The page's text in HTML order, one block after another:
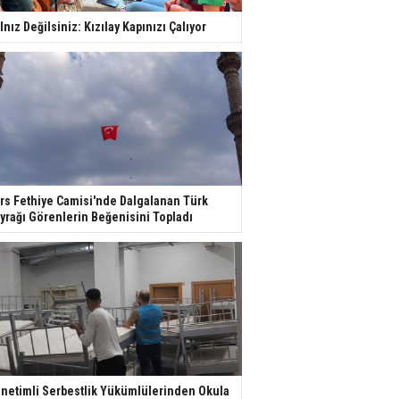
Değilsiniz: Kızılay Kapınızı Çalıyor
Fethiye Camisi'nde Dalgalanan Türk
Görenlerin Beğenisini Topladı
Serbestlik Yükümlülerinden Okula